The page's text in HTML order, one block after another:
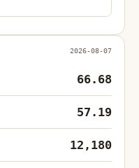
2026-08-07
66.68
57.19
12,180